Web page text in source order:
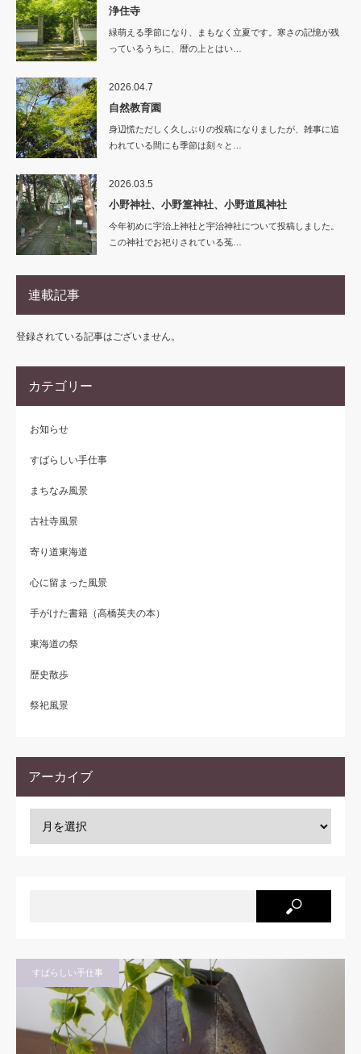
浄住寺
緑萌える季節になり、まもなく立夏です。寒さの記憶が残
っているうちに、暦の上とはい…
2026.04.7
自然教育園
身辺慌ただしく久しぶりの投稿になりましたが、雑事に追
われている間にも季節は刻々と…
2026.03.5
小野神社、小野篁神社、小野道風神社
今年初めに宇治上神社と宇治神社について投稿しました。
この神社でお祀りされている菟…
連載記事
登録されている記事はございません。
カテゴリー
お知らせ
すばらしい手仕事
まちなみ風景
古社寺風景
寄り道東海道
心に留まった風景
手がけた書籍（高橋英夫の本）
東海道の祭
歴史散歩
祭祀風景
アーカイブ
すばらしい手仕事